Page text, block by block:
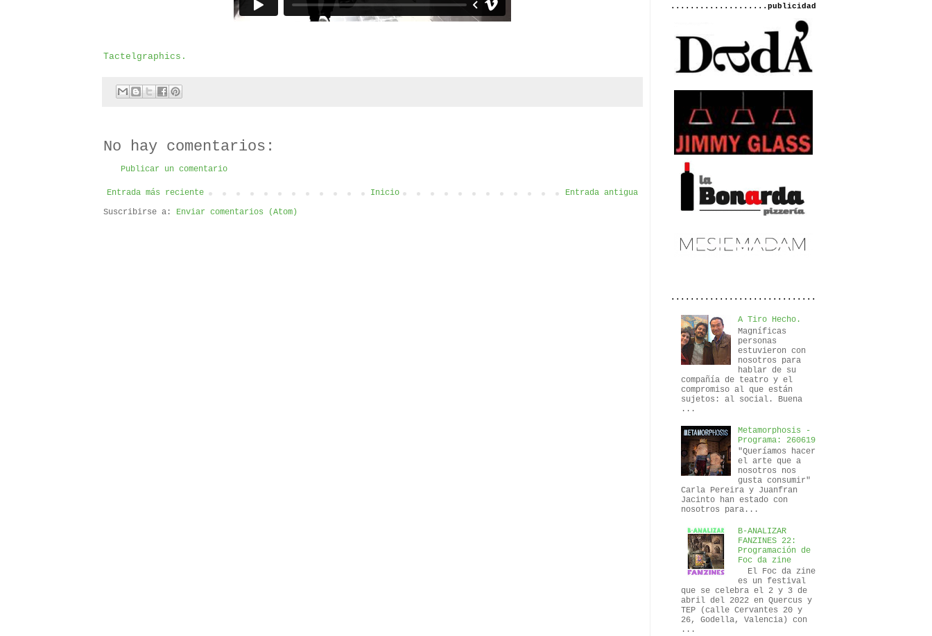
Tactelgraphics.
No hay comentarios:
Publicar un comentario
Entrada más reciente Entrada antigua
Inicio
Suscribirse a: Enviar comentarios (Atom)
....................publicidad
..............................
A Tiro Hecho.
Magníficas
personas
estuvieron con
nosotros para
hablar de su
compañía de teatro y el
compromiso al que están
sujetos: al social. Buena
...
Metamorphosis -
Programa: 260619
"Queríamos hacer
el arte que a
nosotros nos
gusta consumir"
Carla Pereira y Juanfran
Jacinto han estado con
nosotros para...
B-ANALIZAR
FANZINES 22:
Programación de
Foc da zine
El Foc da zine
es un festival
que se celebra el 2 y 3 de
abril del 2022 en Quercus y
TEP (calle Cervantes 20 y
26, Godella, Valencia) con
...